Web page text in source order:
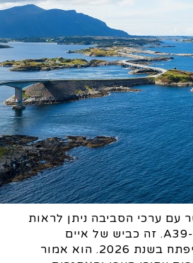
עם ערכי הסביבה ניתן לראות
בבנייתו של כביש ה-A39. זה כביש של איים
ופיורדים שצפוי להיפתח בשנת 2026. הוא אמור